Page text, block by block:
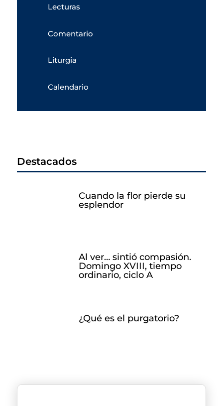
Lecturas
Comentario
Liturgia
Calendario
Destacados
Cuando la flor pierde su
esplendor
Al ver… sintió compasión.
Domingo XVIII, tiempo
ordinario, ciclo A
¿Qué es el purgatorio?